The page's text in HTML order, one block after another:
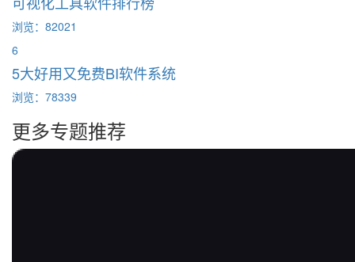
浏览：82021
6
5大好用又免费BI软件系统
浏览：78339
更多专题推荐